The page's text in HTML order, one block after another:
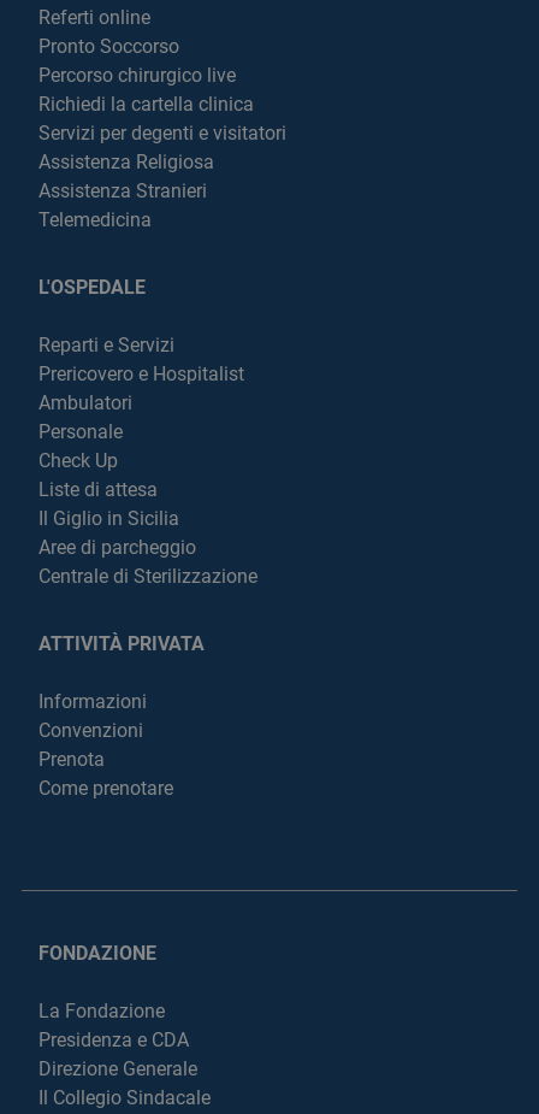
Referti online
Pronto Soccorso
Percorso chirurgico live
Richiedi la cartella clinica
Servizi per degenti e visitatori
Assistenza Religiosa
Assistenza Stranieri
Telemedicina
L'OSPEDALE
Reparti e Servizi
Prericovero e Hospitalist
Ambulatori
Personale
Check Up
Liste di attesa
Il Giglio in Sicilia
Aree di parcheggio
Centrale di Sterilizzazione
ATTIVITÀ PRIVATA
Informazioni
Convenzioni
Prenota
Come prenotare
FONDAZIONE
La Fondazione
Presidenza e CDA
Direzione Generale
Il Collegio Sindacale